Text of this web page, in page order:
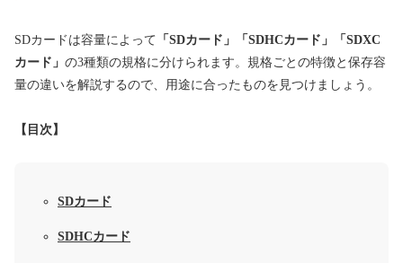
SDカードは容量によって 「SDカード」「SDHCカード」「SDXC
カード」 の3種類の規格に分けられます。規格ごとの特徴と保存容
量の違いを解説するので、用途に合ったものを見つけましょう。
【目次】
SDカード
SDHCカード